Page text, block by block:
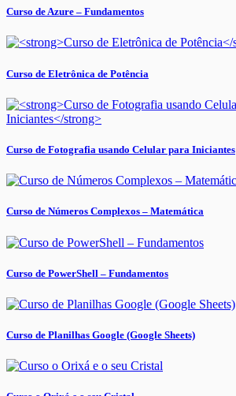
Curso de Azure – Fundamentos
Curso de Eletrônica de Potência
Curso de Fotografia usando Celular para Iniciantes
Curso de Números Complexos – Matemática
Curso de PowerShell – Fundamentos
Curso de Planilhas Google (Google Sheets)